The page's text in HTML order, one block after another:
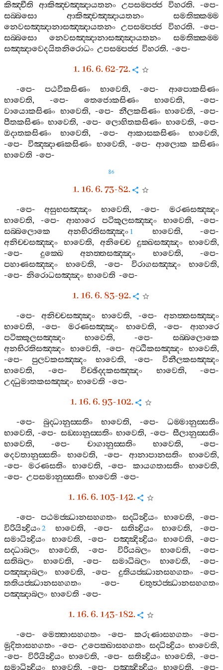
කිඤ‍්චීති
ආකිඤ‍්චඤ‍්ඤායතනං උපසම‍්පජ‍්ජ විහරති. -පෙ-
සබ‍්බසො
ආකිඤ‍්චඤ‍්ඤායතනං
සමතික‍්කම‍්ම
නෙවසඤ‍්ඤානාසඤ‍්ඤායතනං උපසම‍්පජ‍්ජ විහරති. -පෙ-
සබ‍්බසො
නෙවසඤ‍්ඤානාසඤ‍්ඤායතනං
සමතික‍්කම‍්ම
සඤ‍්ඤාවෙදයිතනිරොධං උපසම‍්පජ‍්ජ විහරති. -පෙ-
1. 16. 6. 62-72.
-පෙ-පඨවීකසිණං භාවෙති, -පෙ- ආපොකසිණං
භාවෙති, -පෙ- තෙජොකසිණං භාවෙති, -පෙ-
වායොකසිණං භාවෙති, -පෙ- නීලකසිණං භාවෙති, -පෙ-
පීතකසිණං භාවෙති, -පෙ-ලොහිතකසිණං භාවෙති, -පෙ-
ඔදාතකසිණං
භාවෙති, -පෙ- ආකාසකසිණං භාවෙති,
-පෙ- විඤ‍්ඤාණකසිණං භාවෙති, -පෙ- ආලොක කසිණං
භාවෙති -පෙ-
86
1. 16. 6. 73-82.
-පෙ-අසුභසඤ‍්ඤං භාවෙති, -පෙ- මරණසඤ‍්ඤං
භාවෙති, -පෙ-ආහාරෙ පටිකූලසඤ‍්ඤං භාවෙති, -පෙ-
සබ‍්බලොකෙ
අනභිරතිසඤ‍්ඤං 1 භාවෙති, -පෙ-
අනිච‍්චසඤ‍්ඤං
භාවෙති, අනිච‍්චෙ දුක‍්ඛසඤ‍්ඤං භාවෙති,
-පෙ- දුක‍්ඛෙ අනත‍්තසඤ‍්ඤං භාවෙති, -පෙ-
පහාණසඤ‍්ඤං
භාවෙති, -පෙ- විරාගසඤ‍්ඤං භාවෙති,
-පෙ- නිරොධසඤ‍්ඤං භාවෙති -පෙ-
1. 16. 6. 83-92.
-පෙ-අනිච‍්චසඤ‍්ඤං භාවෙති, -පෙ- අනත‍්තසඤ‍්ඤං
භාවෙති, -පෙ-මරණසඤ‍්ඤං භාවෙති, -පෙ-ආහාරෙ
පටික‍්කූලසඤ‍්ඤං
භාවෙති, -පෙ- සබ‍්බලොකෙ
අනභිරතිසඤ‍්ඤං භාවෙති, -පෙ-අට‍්ඨිකසඤ‍්ඤං භාවෙති,
-පෙ- පුලවකසඤ‍්ඤං භාවෙති, -පෙ- විනීලකසඤ‍්ඤං
භාවෙති, -පෙ- විච‍්ඡිද‍්දකසඤ‍්ඤං භාවෙති, -පෙ-
උද‍්ධුමාතකසඤ‍්ඤං භාවෙති -පෙ-
1. 16. 6. 93-102.
-පෙ-බුද‍්ධානුස‍්සතිං භාවෙති, -පෙ- ධම‍්මානුස‍්සතිං
භාවෙති, -පෙ- සඞ‍්ඝානුස‍්සතිං භාවෙති, -පෙ-සීලානුස‍්සතිං
භාවෙති, -පෙ- චාගානුස‍්සතිං භාවෙති, -පෙ-
දෙවතානුස‍්සතිං
භාවෙති, -පෙ-ආනාපානසතිං භාවෙති,
-පෙ-මරණසතිං භාවෙති, -පෙ- කායගතාසතිං භාවෙති,
-පෙ- උපසමානුස‍්සතිං භාවෙති -පෙ-
1. 16. 6. 103-142.
-පෙ-පඨමජ‍්ඣානසහගතං සද‍්ධින්‍ද්‍රියං භාවෙති, -පෙ-
විරියින්‍ද්‍රියං2 භාවෙති, -පෙ-සතින්‍ද්‍රියං භාවෙති, -පෙ-
සමාධින්‍ද්‍රියං
භාවෙති, -පෙ- පඤ‍්ඤින්‍ද්‍රියං භාවෙති, -පෙ-
සද‍්ධාබලං
භාවෙති, -පෙ- විරියබලං භාවෙති, -පෙ-
සතිබලං
භාවෙති, -පෙ- සමාධිබලං භාවෙති, -පෙ-
පඤ‍්ඤාබලං
භාවෙති, -පෙ- දුතියජ‍්ඣානසහගතං-පෙ-
තතියජ‍්ඣානසහගතං -පෙ- චතුත්‍ථජ‍්ඣානසහගතං
පඤ‍්ඤාබලං භාවෙති -පෙ-
1. 16. 6. 143-182.
-පෙ-මෙත‍්තාසහගතං -පෙ-කරුණාසහගතං -පෙ-
මුදිතාසහගතං -පෙ- උපෙක‍්ඛාසහගතං සද‍්ධින්‍ද්‍රියං භාවෙති,
-පෙ- විරියින්‍ද්‍රියං භාවෙති, -පෙ- සතින්‍ද්‍රියං භාවෙති, -පෙ-
සමාධින්‍ද්‍රියං
භාවෙති, -පෙ- පඤ‍්ඤින්‍ද්‍රියං භාවෙති, -පෙ-